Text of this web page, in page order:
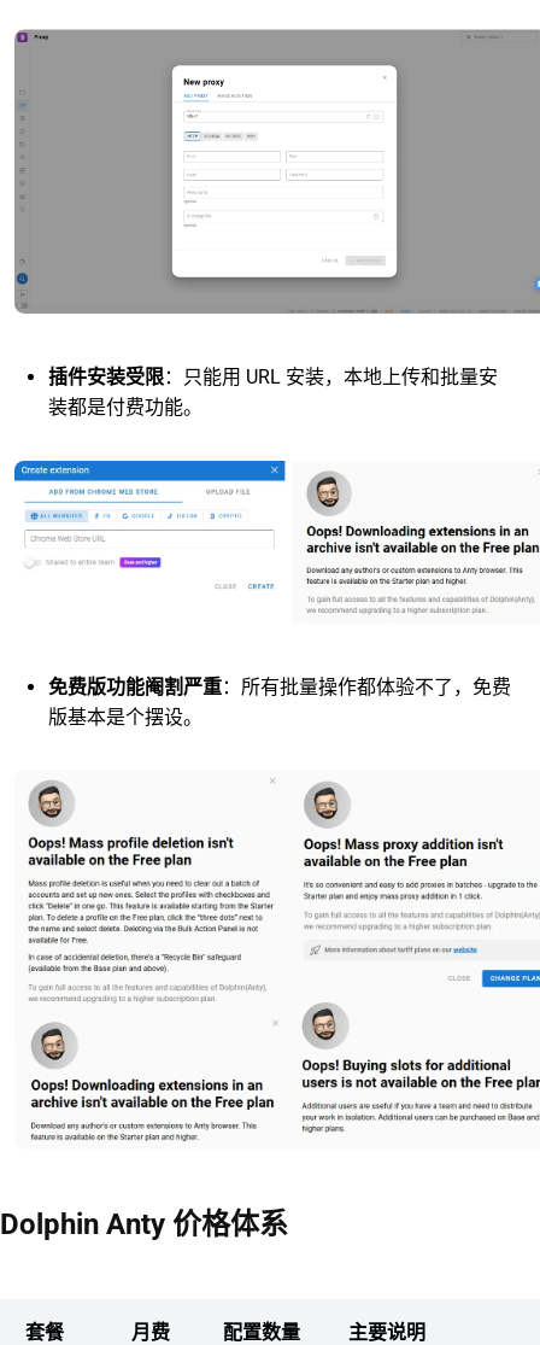
插件安装受限：只能用 URL 安装，本地上传和批量安
装都是付费功能。
免费版功能阉割严重：所有批量操作都体验不了，免费
版基本是个摆设。
Dolphin Anty 价格体系
套餐 月费 配置数量 主要说明